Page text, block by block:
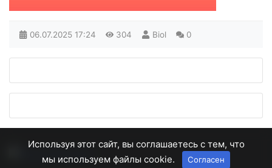
06.07.2025 17:24 304 Biol 0
Используя этот сайт, вы соглашаетесь с тем, что
мы используем файлы cookie.
Согласен